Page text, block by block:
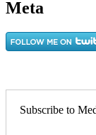
Meta
Subscribe to